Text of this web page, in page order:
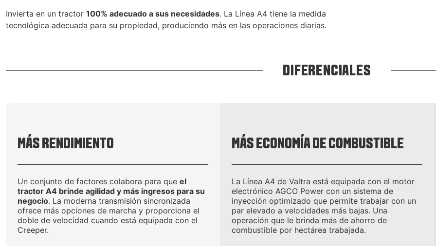
Invierta en un tractor 100% adecuado a sus necesidades. La Línea A4 tiene la medida
tecnológica adecuada para su propiedad, produciendo más en las operaciones diarias.
DIFERENCIALES
MÁS RENDIMIENTO
Un conjunto de factores colabora para que el
tractor A4 brinde agilidad y más ingresos para su
negocio. La moderna transmisión sincronizada
ofrece más opciones de marcha y proporciona el
doble de velocidad cuando está equipada con el
Creeper.
MÁS ECONOMÍA DE COMBUSTIBLE
La Línea A4 de Valtra está equipada con el motor
electrónico AGCO Power con un sistema de
inyección optimizado que permite trabajar con un
par elevado a velocidades más bajas. Una
operación que le brinda más de ahorro de
combustible por hectárea trabajada.